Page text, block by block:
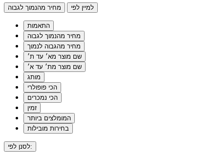
מחיר מהנמוך לגבוה למיין לפי
התאמות
מחיר מהנמוך לגבוה
מחיר מהגבוה לנמוך
שם מוצר מא׳ עד ת׳
שם מוצר מת׳ עד א׳
מותג
הכי פופולרי
הכי נמכרים
זמין
המומלצים ביותר
בחירות מובילות
לסנן לפי: